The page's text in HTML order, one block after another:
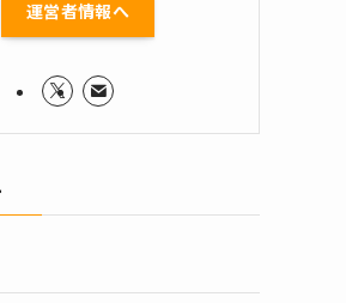
運営者情報へ